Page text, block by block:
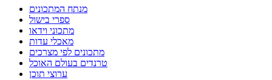
מנתח המתכונים
ספרי בישול
מתכוני וידאו
מאכלי עדות
מתכונים לפי מצרכים
טרנדים בעולם האוכל
ערוצי תוכן